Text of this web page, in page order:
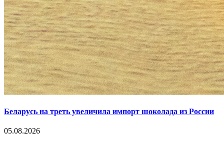
Беларусь на треть увеличила импорт шоколада из России
05.08.2026